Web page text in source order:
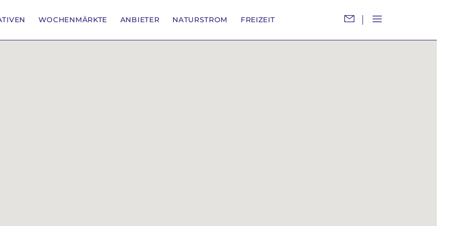
WOCHENMÄRKTE ANBIETER NATURSTROM FREIZEIT